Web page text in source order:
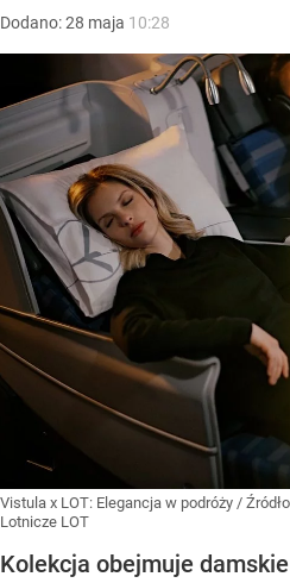
Dodano:28 maja 10:28
Vistula x LOT: Elegancja w podróży /
Lotnicze LOT
Kolekcja obejmuje